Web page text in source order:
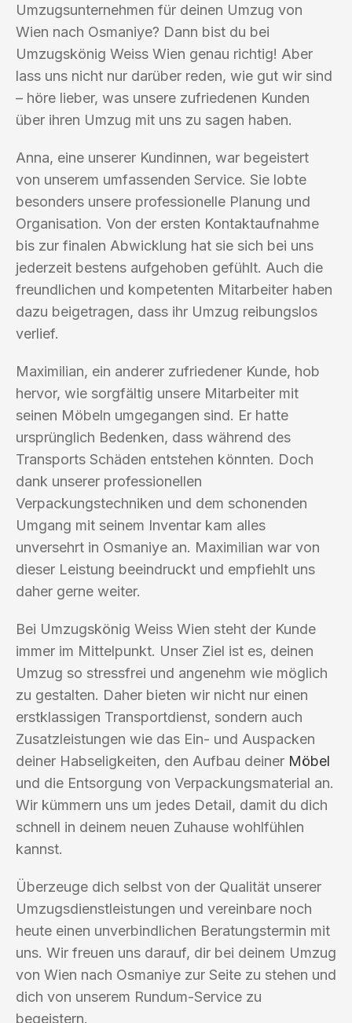
Umzugsunternehmen für deinen Umzug von
Wien nach Osmaniye? Dann bist du bei
Umzugskönig Weiss Wien genau richtig! Aber
lass uns nicht nur darüber reden, wie gut wir sind
– höre lieber, was unsere zufriedenen Kunden
über ihren Umzug mit uns zu sagen haben.
Anna, eine unserer Kundinnen, war begeistert
von unserem umfassenden Service. Sie lobte
besonders unsere professionelle Planung und
Organisation. Von der ersten Kontaktaufnahme
bis zur finalen Abwicklung hat sie sich bei uns
jederzeit bestens aufgehoben gefühlt. Auch die
freundlichen und kompetenten Mitarbeiter haben
dazu beigetragen, dass ihr Umzug reibungslos
verlief.
Maximilian, ein anderer zufriedener Kunde, hob
hervor, wie sorgfältig unsere Mitarbeiter mit
seinen Möbeln umgegangen sind. Er hatte
ursprünglich Bedenken, dass während des
Transports Schäden entstehen könnten. Doch
dank unserer professionellen
Verpackungstechniken und dem schonenden
Umgang mit seinem Inventar kam alles
unversehrt in Osmaniye an. Maximilian war von
dieser Leistung beeindruckt und empfiehlt uns
daher gerne weiter.
Bei Umzugskönig Weiss Wien steht der Kunde
immer im Mittelpunkt. Unser Ziel ist es, deinen
Umzug so stressfrei und angenehm wie möglich
zu gestalten. Daher bieten wir nicht nur einen
erstklassigen Transportdienst, sondern auch
Zusatzleistungen wie das Ein- und Auspacken
deiner Habseligkeiten, den Aufbau deiner Möbel
und die Entsorgung von Verpackungsmaterial an.
Wir kümmern uns um jedes Detail, damit du dich
schnell in deinem neuen Zuhause wohlfühlen
kannst.
Überzeuge dich selbst von der Qualität unserer
Umzugsdienstleistungen und vereinbare noch
heute einen unverbindlichen Beratungstermin mit
uns. Wir freuen uns darauf, dir bei deinem Umzug
von Wien nach Osmaniye zur Seite zu stehen und
dich von unserem Rundum-Service zu
begeistern.